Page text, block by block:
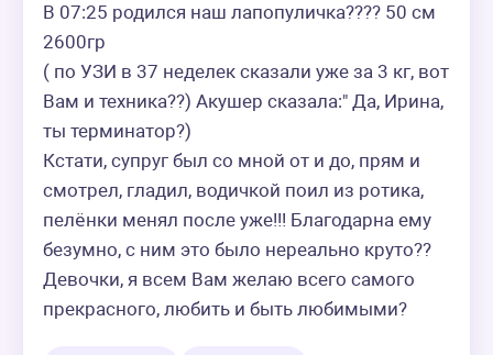
В 07:25 родился наш лапопуличка???? 50 см
2600гр
( по УЗИ в 37 неделек сказали уже за 3 кг, вот
Вам и техника??) Акушер сказала:" Да, Ирина,
ты терминатор?)
Кстати, супруг был со мной от и до, прям и
смотрел, гладил, водичкой поил из ротика,
пелëнки менял после уже!!! Благодарна ему
безумно, с ним это было нереально круто??
Девочки, я всем Вам желаю всего самого
прекрасного, любить и быть любимыми?